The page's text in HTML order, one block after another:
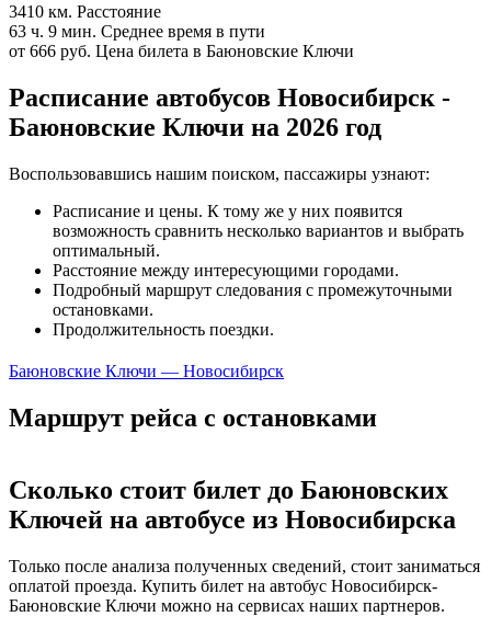
3410 км. Расстояние
63 ч. 9 мин. Среднее время в пути
от 666 руб. Цена билета в Баюновские Ключи
Расписание автобусов Новосибирск -
Баюновские Ключи на 2026 год
Воспользовавшись нашим поиском, пассажиры узнают:
Расписание и цены. К тому же у них появится
возможность сравнить несколько вариантов и выбрать
оптимальный.
Расстояние между интересующими городами.
Подробный маршрут следования с промежуточными
остановками.
Продолжительность поездки.
Баюновские Ключи — Новосибирск
Маршрут рейса с остановками
Сколько стоит билет до Баюновских
Ключей на автобусе из Новосибирска
Только после анализа полученных сведений, стоит заниматься
оплатой проезда. Купить билет на автобус Новосибирск-
Баюновские Ключи можно на сервисах наших партнеров.